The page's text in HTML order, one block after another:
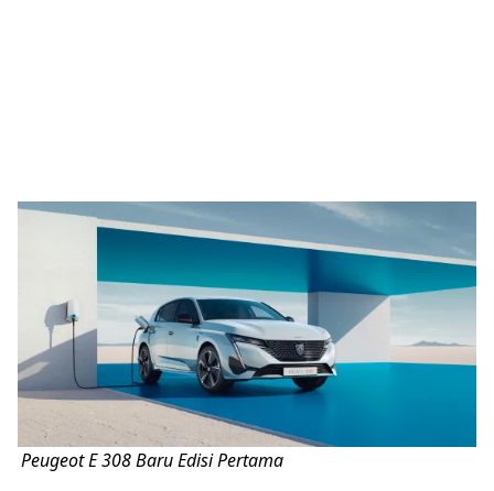
Peugeot E 308 Baru Edisi Pertama